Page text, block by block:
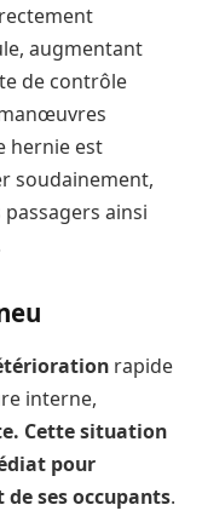
augmentant
de contrôle
hernie est
soudainement,
ainsi
rapide
interne,
Cette situation
pour
ses occupants.